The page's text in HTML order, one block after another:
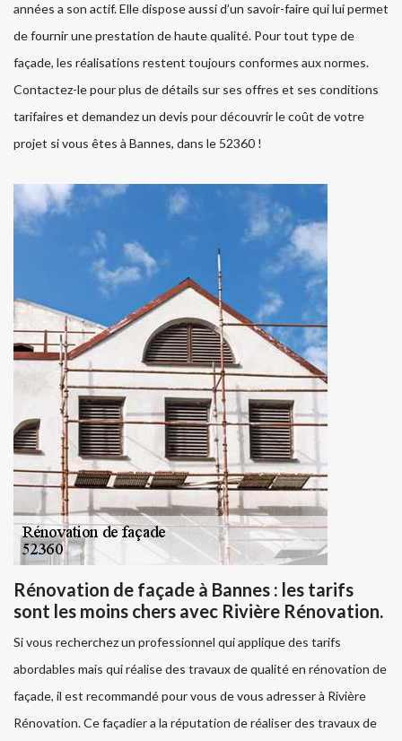
années a son actif. Elle dispose aussi d’un savoir-faire qui lui permet
de fournir une prestation de haute qualité. Pour tout type de
façade, les réalisations restent toujours conformes aux normes.
Contactez-le pour plus de détails sur ses offres et ses conditions
tarifaires et demandez un devis pour découvrir le coût de votre
projet si vous êtes à Bannes, dans le 52360 !
Rénovation de façade à Bannes : les tarifs
sont les moins chers avec Rivière Rénovation.
Si vous recherchez un professionnel qui applique des tarifs
abordables mais qui réalise des travaux de qualité en rénovation de
façade, il est recommandé pour vous de vous adresser à Rivière
Rénovation. Ce façadier a la réputation de réaliser des travaux de